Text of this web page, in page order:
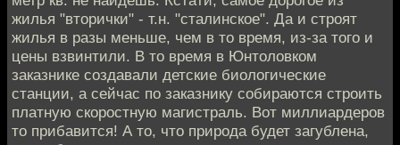
жилья "вторички" - т.н. "сталинское". Да и строят
жилья в разы меньше, чем в то время, из-за того и
цены взвинтили. В то время в Юнтоловком
заказнике создавали детские биологические
станции, а сейчас по заказнику собираются строить
платную скоростную магистраль. Вот миллиардеров
то прибавится! А то, что природа будет загублена,